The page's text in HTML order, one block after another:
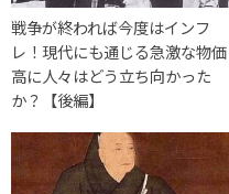
戦争が終われば今度はインフ
レ！現代にも通じる急激な物価
高に人々はどう立ち向かった
か？【後編】